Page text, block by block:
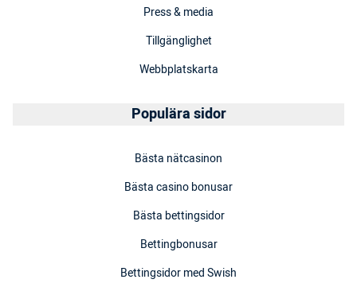
Press & media
Tillgänglighet
Webbplatskarta
Populära sidor
Bästa nätcasinon
Bästa casino bonusar
Bästa bettingsidor
Bettingbonusar
Bettingsidor med Swish